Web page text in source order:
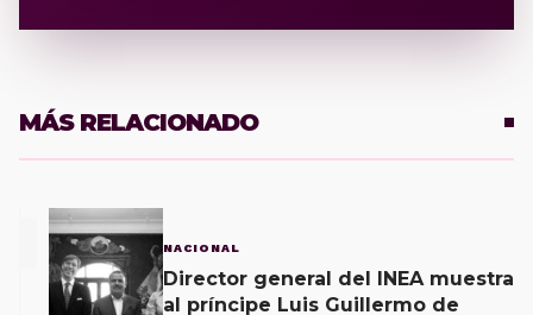
MÁS RELACIONADO
NACIONAL
Director general del INEA muestra
al príncipe Luis Guillermo de